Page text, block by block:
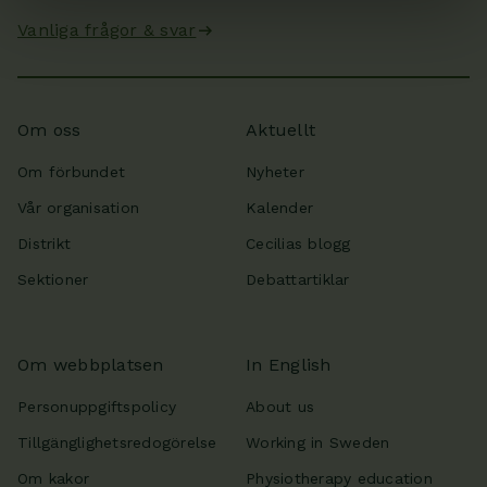
Vanliga frågor & svar
Om oss
Om förbundet
Vår organisation
Distrikt
Sektioner
Aktuellt
Nyheter
Kalender
Cecilias blogg
Debattartiklar
Om webbplatsen
Personuppgiftspolicy
Tillgänglighetsredogörelse
Om kakor
In English
About us
Working in Sweden
Physiotherapy education